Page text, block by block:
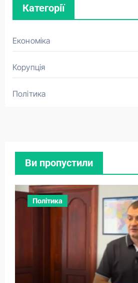
Категорії
Економіка
Корупція
Політика
Ви пропустили
Політика